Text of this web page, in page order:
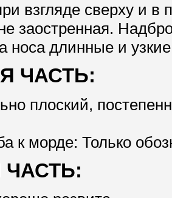
взгляде сверху и
заостренная.
носа длинные и
ЧАСТЬ:
плоский,
к морде: Только